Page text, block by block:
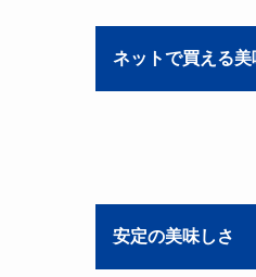
ネットで買える
安定の美味しさ